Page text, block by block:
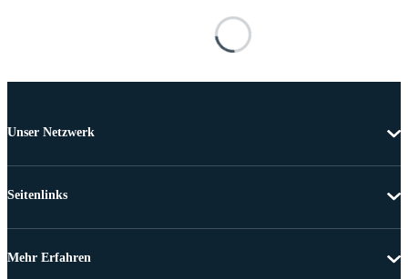
Unser Netzwerk
Seitenlinks
Mehr Erfahren